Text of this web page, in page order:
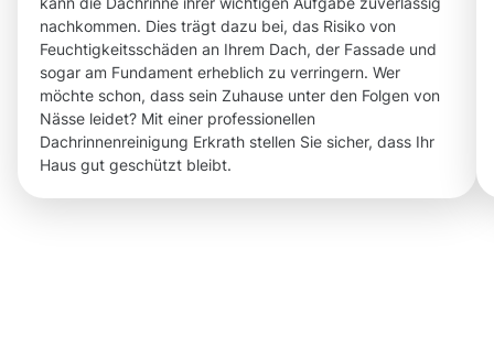
nachkommen. Dies trägt dazu bei, das Risiko von
Feuchtigkeitsschäden an Ihrem Dach, der Fassade und
sogar am Fundament erheblich zu verringern. Wer
möchte schon, dass sein Zuhause unter den Folgen von
Nässe leidet? Mit einer professionellen
Dachrinnenreinigung Erkrath stellen Sie sicher, dass Ihr
Haus gut geschützt bleibt.